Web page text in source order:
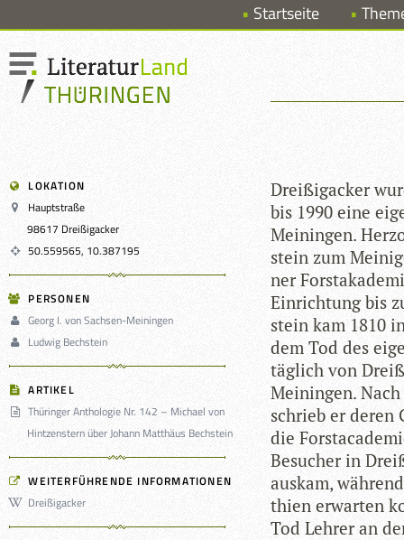
Startseite
LOKATION
Hauptstraße
98617 Dreißigacker
50.559565, 10.387195
PERSONEN
Georg I. von Sachsen-Meiningen
Ludwig Bechstein
ARTIKEL
Thüringer Anthologie Nr. 142 – Michael von
Hintzenstern über Johann Matthäus Bechstein
WEITERFÜHRENDE INFORMATIONEN
Dreißigacker
Drei­ßig­acker
bis 1990 eine
Mei­nin­gen.
stein zum
ner
Ein­rich­tung bis
stein kam 1810
dem Tod des
täg­lich von
Mei­nin­gen.
schrieb er deren
die
Besu­cher in
aus­kam,
thien erwar­ten
Tod Leh­rer an